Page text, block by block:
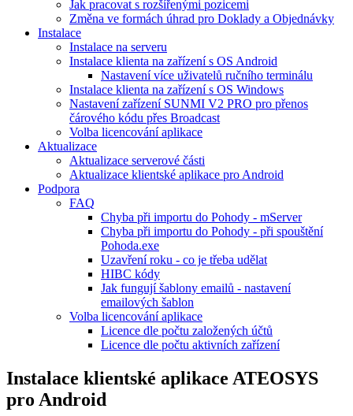
Jak pracovat s rozšířenými pozicemi
Změna ve formách úhrad pro Doklady a Objednávky
Instalace
Instalace na serveru
Instalace klienta na zařízení s OS Android
Nastavení více uživatelů ručního terminálu
Instalace klienta na zařízení s OS Windows
Nastavení zařízení SUNMI V2 PRO pro přenos
čárového kódu přes Broadcast
Volba licencování aplikace
Aktualizace
Aktualizace serverové části
Aktualizace klientské aplikace pro Android
Podpora
FAQ
Chyba při importu do Pohody - mServer
Chyba při importu do Pohody - při spouštění
Pohoda.exe
Uzavření roku - co je třeba udělat
HIBC kódy
Jak fungují šablony emailů - nastavení
emailových šablon
Volba licencování aplikace
Licence dle počtu založených účtů
Licence dle počtu aktivních zařízení
Instalace klientské aplikace ATEOSYS
pro Android